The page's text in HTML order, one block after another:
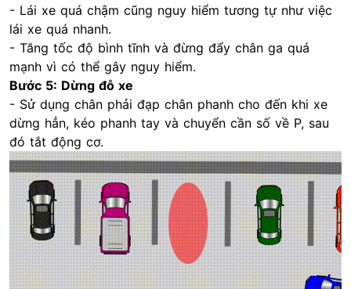
- Lái xe quá chậm cũng nguy hiểm tương tự như việc
lái xe quá nhanh.
- Tăng tốc độ bình tĩnh và đừng đẩy chân ga quá
mạnh vì có thể gây nguy hiểm.
Bước 5: Dừng đỗ xe
- Sử dụng chân phải đạp chân phanh cho đến khi xe
dừng hẳn, kéo phanh tay và chuyển cần số về P, sau
đó tắt động cơ.